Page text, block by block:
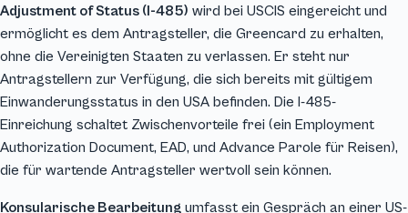
Adjustment of Status (I-485) wird bei USCIS eingereicht und
ermöglicht es dem Antragsteller, die Greencard zu erhalten,
ohne die Vereinigten Staaten zu verlassen. Er steht nur
Antragstellern zur Verfügung, die sich bereits mit gültigem
Einwanderungsstatus in den USA befinden. Die I-485-
Einreichung schaltet Zwischenvorteile frei (ein Employment
Authorization Document, EAD, und Advance Parole für Reisen),
die für wartende Antragsteller wertvoll sein können.
Konsularische Bearbeitung umfasst ein Gespräch an einer US-